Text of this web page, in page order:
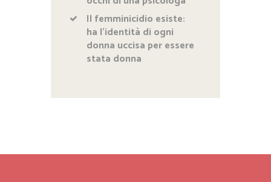
Il femminicidio esiste:
ha l’identità di ogni
donna uccisa per essere
stata donna